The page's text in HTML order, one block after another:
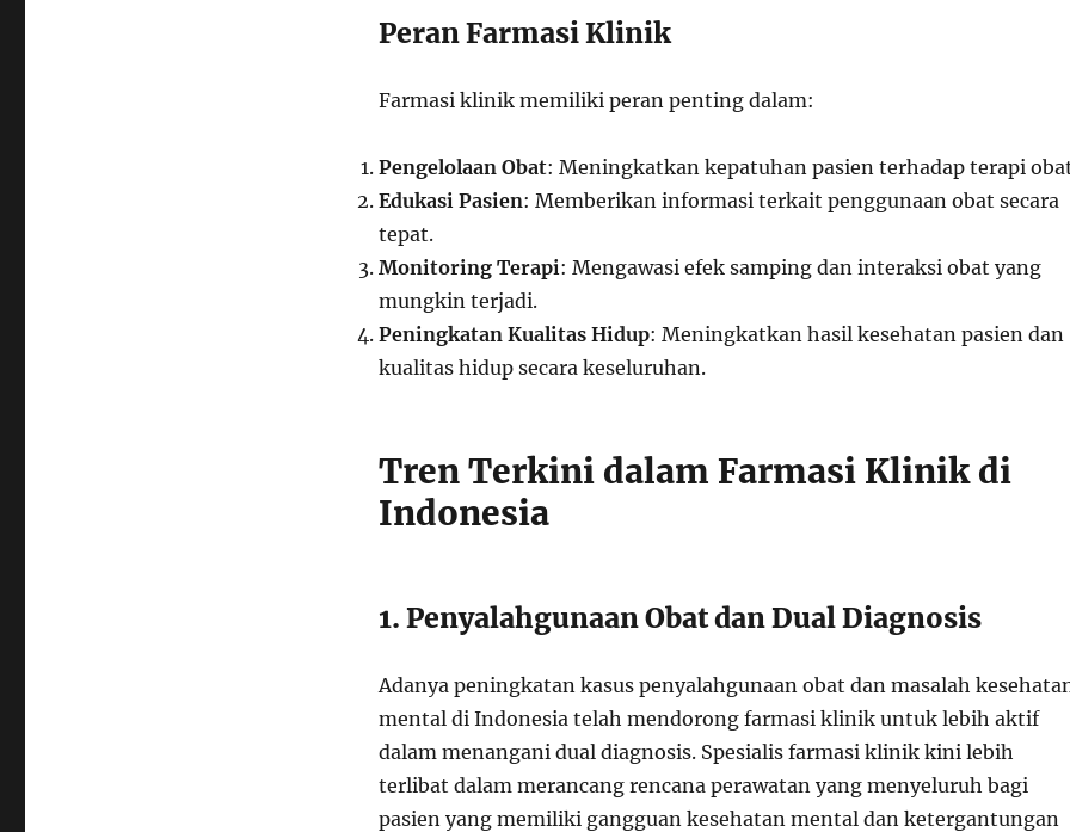
Peran Farmasi Klinik
Farmasi klinik memiliki peran penting dalam:
Pengelolaan Obat: Meningkatkan kepatuhan pasien terhadap terapi
Edukasi Pasien: Memberikan informasi terkait penggunaan obat secara
tepat.
Monitoring Terapi: Mengawasi efek samping dan interaksi obat yang
mungkin terjadi.
Peningkatan Kualitas Hidup: Meningkatkan hasil kesehatan pasien dan
kualitas hidup secara keseluruhan.
Tren Terkini dalam Farmasi Klinik di
Indonesia
1. Penyalahgunaan Obat dan Dual Diagnosis
Adanya peningkatan kasus penyalahgunaan obat dan masalah
mental di Indonesia telah mendorong farmasi klinik untuk lebih aktif
dalam menangani dual diagnosis. Spesialis farmasi klinik kini lebih
terlibat dalam merancang rencana perawatan yang menyeluruh bagi
pasien yang memiliki gangguan kesehatan mental dan ketergantungan